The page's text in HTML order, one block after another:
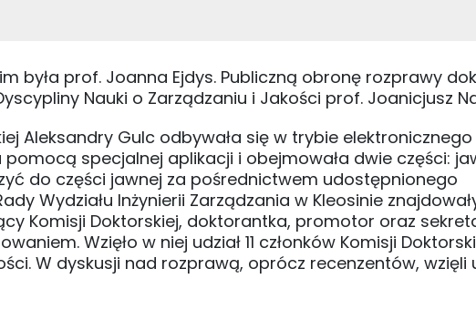
była prof. Joanna Ejdys. Publiczną obronę rozprawy
Nauki o Zarządzaniu i Jakości prof. Joanicjusz
Aleksandry Gulc odbywała się w trybie elektronicznego
specjalnej aplikacji i obejmowała dwie części:
do części jawnej za pośrednictwem udostępnionego
Wydziału Inżynierii Zarządzania w Kleosinie
Komisji Doktorskiej, doktorantka, promotor oraz
Wzięło w niej udział 11 członków Komisji
W dyskusji nad rozprawą, oprócz recenzentów, wzięli